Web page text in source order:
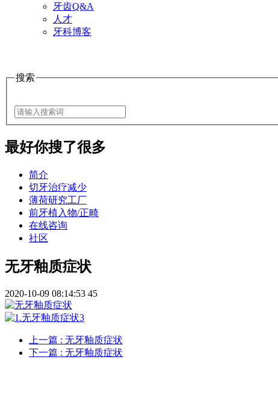
牙齿Q&A
人才
牙科博客
搜索
最好你搜了很多
简介
切牙治疗减少
薄荷研究工厂
前牙植入物/正畸
在线咨询
社区
无牙釉质症状
2020-10-09 08:14:53 45
上一篇 : 无牙釉质症状
下一篇 : 无牙釉质症状